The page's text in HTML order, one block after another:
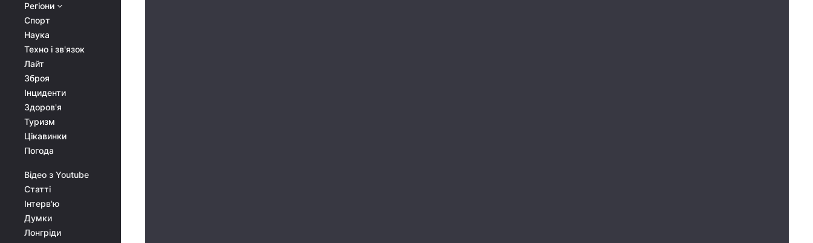
Регіони
Спорт
Наука
Техно і зв'язок
Лайт
Зброя
Інциденти
Здоров'я
Туризм
Цікавинки
Погода
Відео з Youtube
Статті
Інтерв'ю
Думки
Лонгріди